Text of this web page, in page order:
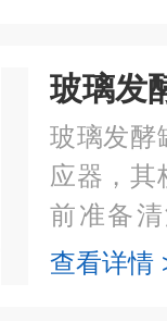
玻璃发酵
应器，其
前准备
前，必
查看详情